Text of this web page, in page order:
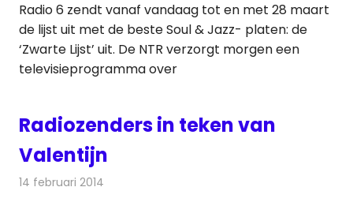
Radio 6 zendt vanaf vandaag tot en met 28 maart
de lijst uit met de beste Soul & Jazz- platen: de
‘Zwarte Lijst’ uit. De NTR verzorgt morgen een
televisieprogramma over
Radiozenders in teken van
Valentijn
14 februari 2014